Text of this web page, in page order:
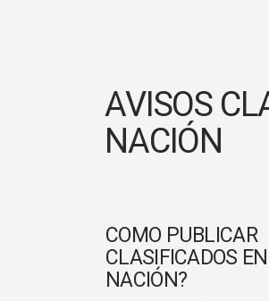
AVISOS
NACIÓN
COMO PUBLICAR
CLASIFICADOS
NACIÓN?